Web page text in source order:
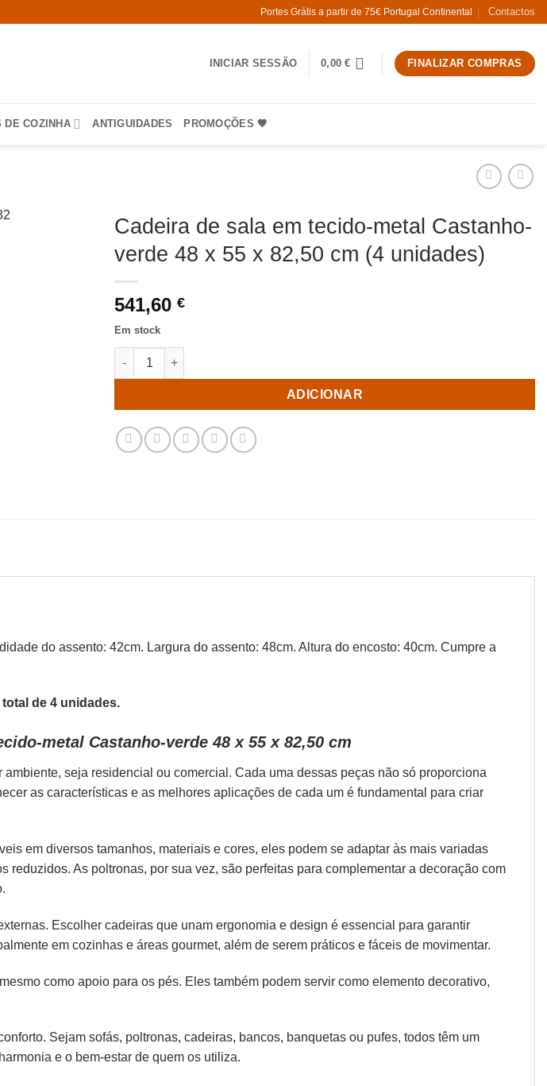
Portes Grátis a partir de 75€ Portugal Continental Contactos
INICIAR SESSÃO 0,00€ FINALIZAR COMPRAS
DE COZINHA ANTIGUIDADES PROMOÇÕES 🧡
Cadeira de sala em tecido-metal Castanho-
verde 48 x 55 x 82,50 cm (4 unidades)
541,60 €
Em stock
Quantidade de Cadeira de sala em tecido-metal Castanho-verde 48 x 55 x
ADICIONAR
do assento: 42cm. Largura do assento: 48cm. Altura do encosto: 40cm. Cumpre a
de 4 unidades.
metal Castanho-verde 48 x 55 x 82,50 cm
seja residencial ou comercial. Cada uma dessas peças não só proporciona
as características e as melhores aplicações de cada um é fundamental para criar
em diversos tamanhos, materiais e cores, eles podem se adaptar às mais variadas
As poltronas, por sua vez, são perfeitas para complementar a decoração com
Escolher cadeiras que unam ergonomia e design é essencial para garantir
em cozinhas e áreas gourmet, além de serem práticos e fáceis de movimentar.
como apoio para os pés. Eles também podem servir como elemento decorativo,
Sejam sofás, poltronas, cadeiras, bancos, banquetas ou pufes, todos têm um
e o bem-estar de quem os utiliza.